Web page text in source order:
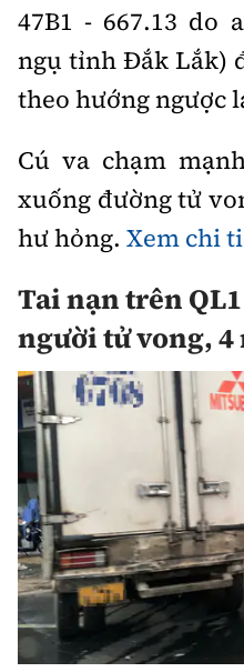
Tổng biên tập: Nguyễn
Phó Tổng biên tập:
Nguyễn Đức Thắng, La
0901 514 7990915 057 282
Email:
Cấm sao chép dưới mọi
chấp thuận bằng văn bản.
Thông tin tòa
soạn
47B1 - 667.13 do
ngụ tỉnh Đắk Lắk)
theo hướng ngược
Cú va chạm
xuống đường tử
hư hỏng. Xem chi
Tai nạn trên
người tử vong,